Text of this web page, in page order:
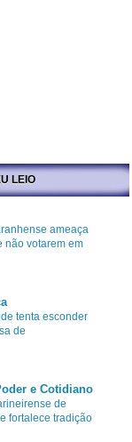
LEIO
ameaça
não votarem em
tenta esconder
de
e Cotidiano
de
fortalece tradição